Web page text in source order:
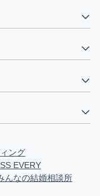
ング
EVERY
んなの結婚相談所